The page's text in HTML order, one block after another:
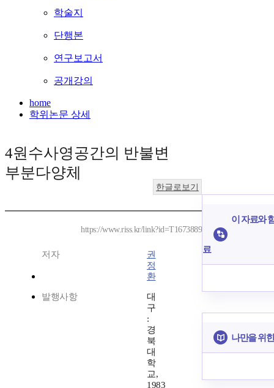
학술지
단행본
연구보고서
공개강의
home
학위논문 상세
4원수사영공간의 반불변
부분다양체
한글로보기
https://www.riss.kr/link?id=T1673889
저자
권
정
환
발행사항
대
구
:
경
북
대
학
교,
1983
이 자료와
료
나만을 위